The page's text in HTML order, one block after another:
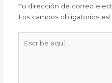
Tu dirección de correo
Los campos obligatorios
aquí...